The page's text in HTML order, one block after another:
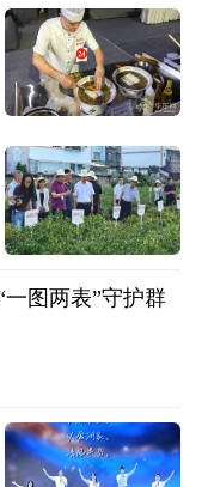
图两表”守护群